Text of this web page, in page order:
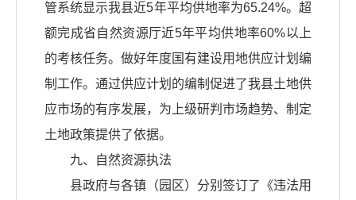
管系统显示我县近5年平均供地率为65.24%。超
额完成省自然资源厅近5年平均供地率60%以上
的考核任务。做好年度国有建设用地供应计划编
制工作。通过供应计划的编制促进了我县土地供
应市场的有序发展，为上级研判市场趋势、制定
土地政策提供了依据。
九、自然资源执法
县政府与各镇（园区）分别签订了《违法用